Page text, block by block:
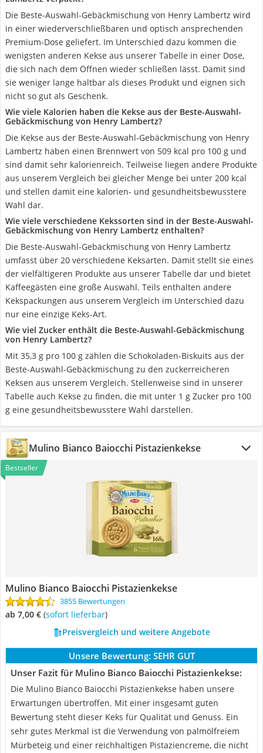
Die Beste-Auswahl-Gebäckmischung von Henry Lambertz wird
in einer wiederverschließbaren und optisch ansprechenden
Premium-Dose geliefert. Im Unterschied dazu kommen die
wenigsten anderen Kekse aus unserer Tabelle in einer Dose,
die sich nach dem Öffnen wieder schließen lässt. Damit sind
sie weniger lange haltbar als dieses Produkt und eignen sich
nicht so gut als Geschenk.
Wie viele Kalorien haben die Kekse aus der Beste-Auswahl-
Gebäckmischung von Henry Lambertz?
Die Kekse aus der Beste-Auswahl-Gebäckmischung von Henry
Lambertz haben einen Brennwert von 509 kcal pro 100 g und
sind damit sehr kalorienreich. Teilweise liegen andere Produkte
aus unserem Vergleich bei gleicher Menge bei unter 200 kcal
und stellen damit eine kalorien- und gesundheitsbewusstere
Wahl dar.
Wie viele verschiedene Kekssorten sind in der Beste-Auswahl-
Gebäckmischung von Henry Lambertz enthalten?
Die Beste-Auswahl-Gebäckmischung von Henry Lambertz
umfasst über 20 verschiedene Keksarten. Damit stellt sie eines
der vielfältigeren Produkte aus unserer Tabelle dar und bietet
Kaffeegästen eine große Auswahl. Teils enthalten andere
Kekspackungen aus unserem Vergleich im Unterschied dazu
nur eine einzige Keks-Art.
Wie viel Zucker enthält die Beste-Auswahl-Gebäckmischung
von Henry Lambertz?
Mit 35,3 g pro 100 g zählen die Schokoladen-Biskuits aus der
Beste-Auswahl-Gebäckmischung zu den zuckerreicheren
Keksen aus unserem Vergleich. Stellenweise sind in unserer
Tabelle auch Kekse zu finden, die mit unter 1 g Zucker pro 100
g eine gesundheitsbewusstere Wahl darstellen.
Mulino Bianco Baiocchi Pistazienkekse
Bestseller
Mulino Bianco Baiocchi Pistazienkekse
3855 Bewertungen
ab 7,00 € ( Sofort lieferbar)
Preisvergleich und weitere Angebote
Unsere Bewertung: SEHR GUT
Unser Fazit für Mulino Bianco Baiocchi Pistazienkekse:
Die Mulino Bianco Baiocchi Pistazienkekse haben unsere
Erwartungen übertroffen. Mit einer insgesamt guten
Bewertung steht dieser Keks für Qualität und Genuss. Ein
sehr gutes Merkmal ist die Verwendung von palmölfreiem
Mürbeteig und einer reichhaltigen Pistaziencreme, die nicht